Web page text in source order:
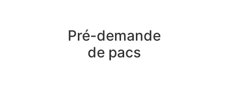
Pré-demande
de pacs